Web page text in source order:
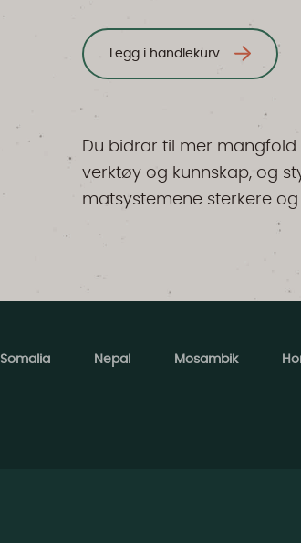
Legg i handlekurv
Du bidrar til mer
verktøy og kunnskap, og
matsystemene sterkere
Somalia Nepal Mosambik